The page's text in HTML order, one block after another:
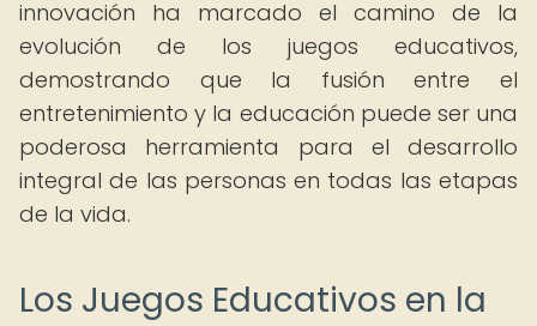
innovación ha marcado el camino de la
evolución de los juegos educativos,
demostrando que la fusión entre el
entretenimiento y la educación puede ser una
poderosa herramienta para el desarrollo
integral de las personas en todas las etapas
de la vida.
Los Juegos Educativos en la